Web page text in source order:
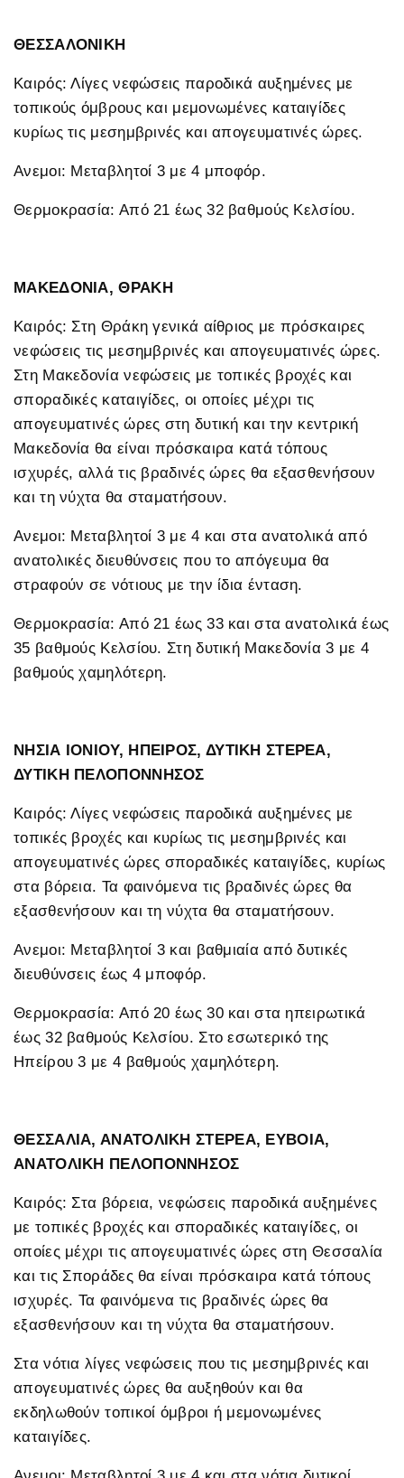
ΘΕΣΣΑΛΟΝΙΚΗ
Καιρός: Λίγες νεφώσεις παροδικά αυξημένες με
τοπικούς όμβρους και μεμονωμένες καταιγίδες
κυρίως τις μεσημβρινές και απογευματινές ώρες.
Ανεμοι: Μεταβλητοί 3 με 4 μποφόρ.
Θερμοκρασία: Από 21 έως 32 βαθμούς Κελσίου.
ΜΑΚΕΔΟΝΙΑ, ΘΡΑΚΗ
Καιρός: Στη Θράκη γενικά αίθριος με πρόσκαιρες
νεφώσεις τις μεσημβρινές και απογευματινές ώρες.
Στη Μακεδονία νεφώσεις με τοπικές βροχές και
σποραδικές καταιγίδες, οι οποίες μέχρι τις
απογευματινές ώρες στη δυτική και την κεντρική
Μακεδονία θα είναι πρόσκαιρα κατά τόπους
ισχυρές, αλλά τις βραδινές ώρες θα εξασθενήσουν
και τη νύχτα θα σταματήσουν.
Ανεμοι: Μεταβλητοί 3 με 4 και στα ανατολικά από
ανατολικές διευθύνσεις που το απόγευμα θα
στραφούν σε νότιους με την ίδια ένταση.
Θερμοκρασία: Από 21 έως 33 και στα ανατολικά έως
35 βαθμούς Κελσίου. Στη δυτική Μακεδονία 3 με 4
βαθμούς χαμηλότερη.
ΝΗΣΙΑ ΙΟΝΙΟΥ, ΗΠΕΙΡΟΣ, ΔΥΤΙΚΗ ΣΤΕΡΕΑ,
ΔΥΤΙΚΗ ΠΕΛΟΠΟΝΝΗΣΟΣ
Καιρός: Λίγες νεφώσεις παροδικά αυξημένες με
τοπικές βροχές και κυρίως τις μεσημβρινές και
απογευματινές ώρες σποραδικές καταιγίδες, κυρίως
στα βόρεια. Τα φαινόμενα τις βραδινές ώρες θα
εξασθενήσουν και τη νύχτα θα σταματήσουν.
Ανεμοι: Μεταβλητοί 3 και βαθμιαία από δυτικές
διευθύνσεις έως 4 μποφόρ.
Θερμοκρασία: Από 20 έως 30 και στα ηπειρωτικά
έως 32 βαθμούς Κελσίου. Στο εσωτερικό της
Ηπείρου 3 με 4 βαθμούς χαμηλότερη.
ΘΕΣΣΑΛΙΑ, ΑΝΑΤΟΛΙΚΗ ΣΤΕΡΕΑ, ΕΥΒΟΙΑ,
ΑΝΑΤΟΛΙΚΗ ΠΕΛΟΠΟΝΝΗΣΟΣ
Καιρός: Στα βόρεια, νεφώσεις παροδικά αυξημένες
με τοπικές βροχές και σποραδικές καταιγίδες, οι
οποίες μέχρι τις απογευματινές ώρες στη Θεσσαλία
και τις Σποράδες θα είναι πρόσκαιρα κατά τόπους
ισχυρές. Τα φαινόμενα τις βραδινές ώρες θα
εξασθενήσουν και τη νύχτα θα σταματήσουν.
Στα νότια λίγες νεφώσεις που τις μεσημβρινές και
απογευματινές ώρες θα αυξηθούν και θα
εκδηλωθούν τοπικοί όμβροι ή μεμονωμένες
καταιγίδες.